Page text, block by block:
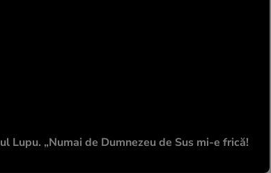
Lupu. „Numai de Dumnezeu de Sus mi-e frică!